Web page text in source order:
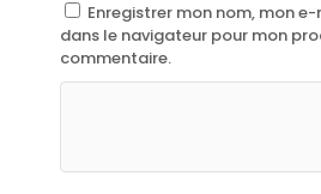
Enregistrer mon nom, mon
dans le navigateur pour mon
commentaire.